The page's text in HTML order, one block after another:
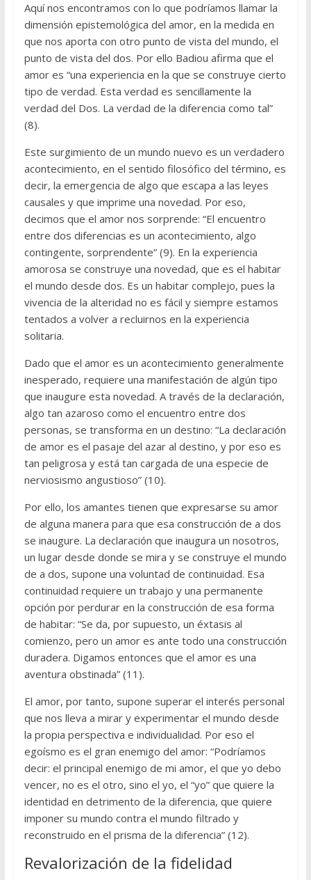
Aquí nos encontramos con lo que podríamos llamar la
dimensión epistemológica del amor, en la medida en
que nos aporta con otro punto de vista del mundo, el
punto de vista del dos. Por ello Badiou afirma que el
amor es “una experiencia en la que se construye cierto
tipo de verdad. Esta verdad es sencillamente la
verdad del Dos. La verdad de la diferencia como tal”
(8).
Este surgimiento de un mundo nuevo es un verdadero
acontecimiento, en el sentido filosófico del término, es
decir, la emergencia de algo que escapa a las leyes
causales y que imprime una novedad. Por eso,
decimos que el amor nos sorprende: “El encuentro
entre dos diferencias es un acontecimiento, algo
contingente, sorprendente” (9). En la experiencia
amorosa se construye una novedad, que es el habitar
el mundo desde dos. Es un habitar complejo, pues la
vivencia de la alteridad no es fácil y siempre estamos
tentados a volver a recluirnos en la experiencia
solitaria.
Dado que el amor es un acontecimiento generalmente
inesperado, requiere una manifestación de algún tipo
que inaugure esta novedad. A través de la declaración,
algo tan azaroso como el encuentro entre dos
personas, se transforma en un destino: “La declaración
de amor es el pasaje del azar al destino, y por eso es
tan peligrosa y está tan cargada de una especie de
nerviosismo angustioso” (10).
Por ello, los amantes tienen que expresarse su amor
de alguna manera para que esa construcción de a dos
se inaugure. La declaración que inaugura un nosotros,
un lugar desde donde se mira y se construye el mundo
de a dos, supone una voluntad de continuidad. Esa
continuidad requiere un trabajo y una permanente
opción por perdurar en la construcción de esa forma
de habitar: “Se da, por supuesto, un éxtasis al
comienzo, pero un amor es ante todo una construcción
duradera. Digamos entonces que el amor es una
aventura obstinada” (11).
El amor, por tanto, supone superar el interés personal
que nos lleva a mirar y experimentar el mundo desde
la propia perspectiva e individualidad. Por eso el
egoísmo es el gran enemigo del amor: “Podríamos
decir: el principal enemigo de mi amor, el que yo debo
vencer, no es el otro, sino el yo, el “yo” que quiere la
identidad en detrimento de la diferencia, que quiere
imponer su mundo contra el mundo filtrado y
reconstruido en el prisma de la diferencia” (12).
Revalorización de la fidelidad